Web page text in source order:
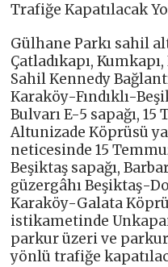
Trafiğe Kapatılacak
Gülhane Parkı sahil
Çatladıkapı,
Sahil Kennedy
Karaköy-Fındıklı-
Bulvarı E-5 sapağı,
Altunizade Köprüsü
neticesinde 15
Beşiktaş sapağı,
güzergâhı Beşiktaş-
Karaköy-Galata
istikametinde
parkur üzeri ve
yönlü trafiğe